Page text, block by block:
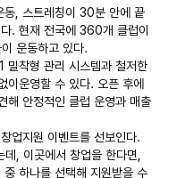
동, 스트레칭이 30분 안에 끝
. 현재 전국에 360개 클럽이
운동하고 있다.
밀착형 관리 시스템과 철저한
이운영할 수 있다. 오픈 후에
해 안정적인 클럽 운영과 매출
업지원 이벤트를 선보인다.
, 이곳에서 창업을 한다면,
하나를 선택해 지원받을 수